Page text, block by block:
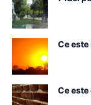
Ce
Ce